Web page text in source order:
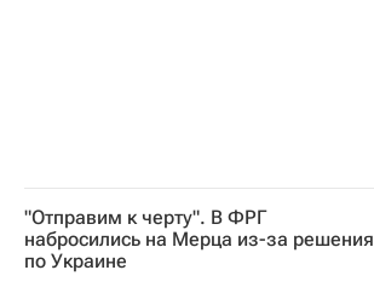
"Отправим к черту". В ФРГ
набросились на Мерца из-за решения
по Украине